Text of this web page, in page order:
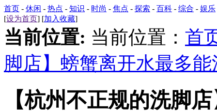
首页 - 休闲 - 热点 - 知识 - 时尚 - 焦点 - 探索 - 百科 - 综合 - 娱乐
[设为首页] [加入收藏]
当前位置: 当前位置： 首
脚店】螃蟹离开水最多
【杭州不正规的洗脚